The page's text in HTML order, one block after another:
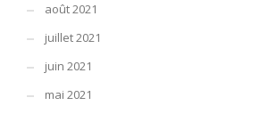
août 2021
juillet 2021
juin 2021
mai 2021